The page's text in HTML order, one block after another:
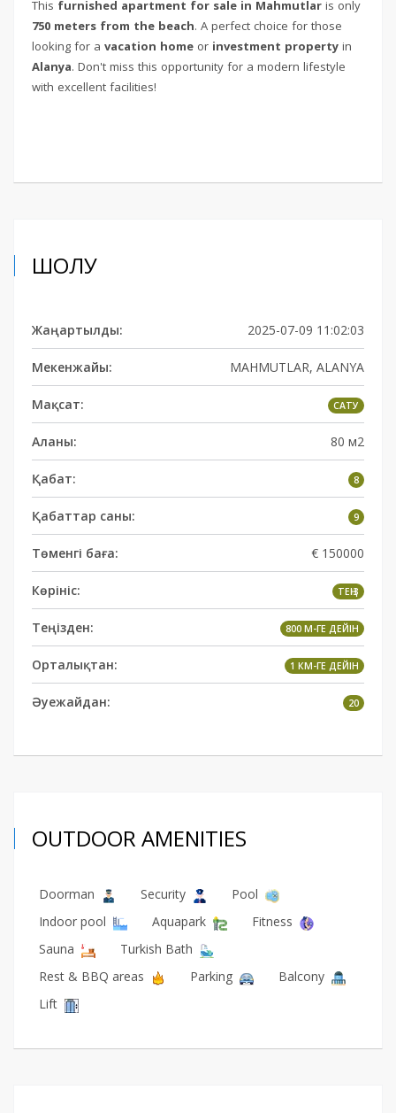
This furnished apartment for sale in Mahmutlar is only
750 meters from the beach. A perfect choice for those
looking for a vacation home or investment property in
Alanya. Don't miss this opportunity for a modern lifestyle
with excellent facilities!
ШОЛУ
Жаңартылды: 2025-07-09 11:02:03
Мекенжайы: MAHMUTLAR, ALANYA
Мақсат: САТУ
Аланы: 80 м2
Қабат: 8
Қабаттар саны: 9
Төменгі баға: € 150000
Көрініс: ТЕҢІЗ
Теңізден: 800 М-ГЕ ДЕЙІН
Орталықтан: 1 КМ-ГЕ ДЕЙІН
Әуежайдан: 20
OUTDOOR AMENITIES
Doorman Security
Pool
Indoor pool
Aquapark
Fitness
Sauna
Turkish Bath
Rest & BBQ areas
Parking
Balcony
Lift